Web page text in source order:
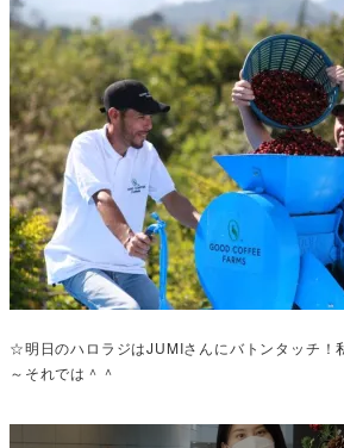
☆明日のハロラジはJUMIさんにバトンタッチ！
～それでは＾＾